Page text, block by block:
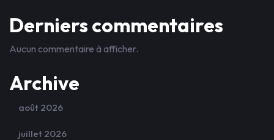
Derniers commentaires
Aucun commentaire à afficher.
Archive
août 2026
juillet 2026